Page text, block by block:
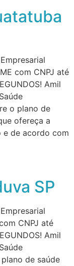
com CNPJ até
Amil
o plano de
ofereça a
e de acordo com
SP
CNPJ até
Amil
de saúde